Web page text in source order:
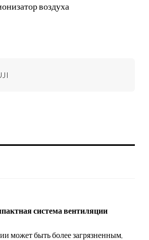
воздуха
система вентиляции
может быть более загрязненным,